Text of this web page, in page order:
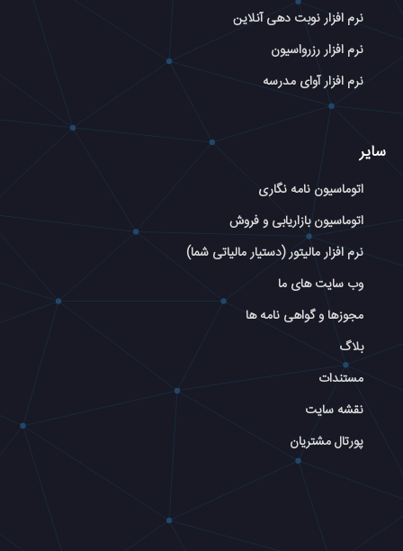
نرم افزار نوبت دهی آنلاین
نرم افزار رزرواسیون
نرم افزار آوای مدرسه
سایر
اتوماسیون نامه نگاری
اتوماسیون بازاریابی و فروش
نرم افزار مالیتور (دستیار مالیاتی شما)
وب سایت های ما
مجوزها و گواهی نامه ها
بلاگ
مستندات
نقشه سایت
پورتال مشتریان